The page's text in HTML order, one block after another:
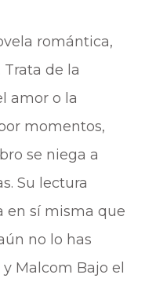
romántica,
de la
amor o la
momentos,
se niega a
Su lectura
en sí misma que
no lo has
Malcom Bajo el